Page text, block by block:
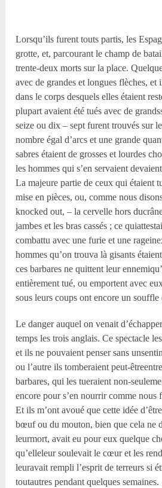
Lorsqu’ils furent touts partis, les
grotte, et, parcourant le champ de
trente-deux morts sur la place.
avec de grandes et longues flèches, et
dans le corps desquels elles étaient
plupart avaient été tués avec de
seize ou dix – sept furent trouvés sur
nombre égal d’arcs et une grande
sabres étaient de grosses et lourdes
les hommes qui s’en servaient
La majeure partie de ceux qui étaient
mise en pièces, ou, comme nous
knocked out, – la cervelle hors
jambes et les bras cassés ; ce
combattu avec une furie et une
hommes qu’on trouva là gisants
ces barbares ne quittent leur
entièrement tué, ou emportent avec
sous leurs coups ont encore un souffle
Le danger auquel on venait
temps les trois anglais. Ce spectacle
et ils ne pouvaient penser sans
ou l’autre ils tomberaient peut-
barbares, qui les tueraient non-
encore pour s’en nourrir comme nous
Et ils m’ont avoué que cette idée
bœuf ou du mouton, bien que cela ne
leurmort, avait eu pour eux quelque
qu’elleleur soulevait le cœur et les
leuravait rempli l’esprit de terreurs si
toutautres pendant quelques semaines.